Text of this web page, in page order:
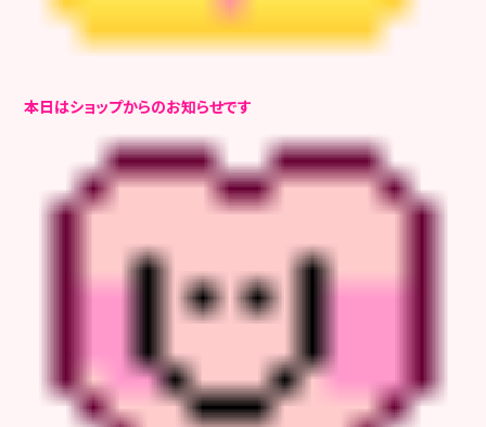
本日はショップからのお知らせです